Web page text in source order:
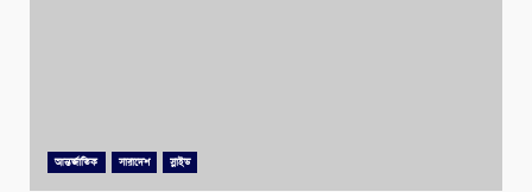
আন্তর্জাতিক সারাদেশ স্লাইড